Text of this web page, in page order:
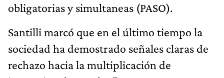
obligatorias y simultaneas (PASO).
Santilli marcó que en el último tiempo la
sociedad ha demostrado señales claras de
rechazo hacia la multiplicación de